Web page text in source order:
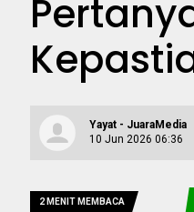
Yayat - JuaraMedia
10 Jun 2026 06:36
2 MENIT MEMBACA